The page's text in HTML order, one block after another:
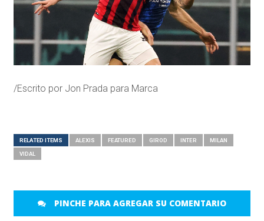
/Escrito por Jon Prada para Marca
RELATED ITEMS ALEXIS FEATURED GIROD INTER MILAN
VIDAL
PINCHE PARA AGREGAR SU COMENTARIO